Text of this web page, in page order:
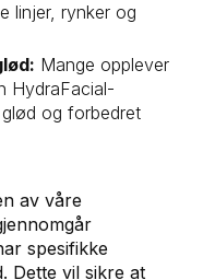
linjer, rynker og
Mange opplever
HydraFacial-
og forbedret
av våre
spesifikke
Dette vil sikre at